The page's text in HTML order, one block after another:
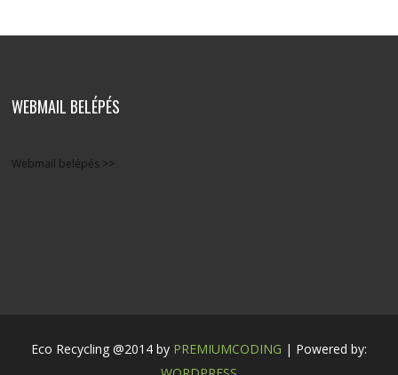
WEBMAIL BELÉPÉS
Webmail belépés >>
Eco Recycling @2014 by PREMIUMCODING | Powered by: